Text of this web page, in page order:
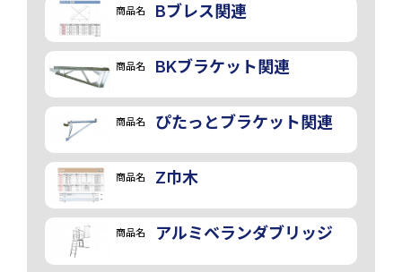
商品名 Bブレス関連
商品名 BKブラケット関連
商品名 ぴたっとブラケット関連
商品名 Z巾木
商品名 アルミベランダブリッジ